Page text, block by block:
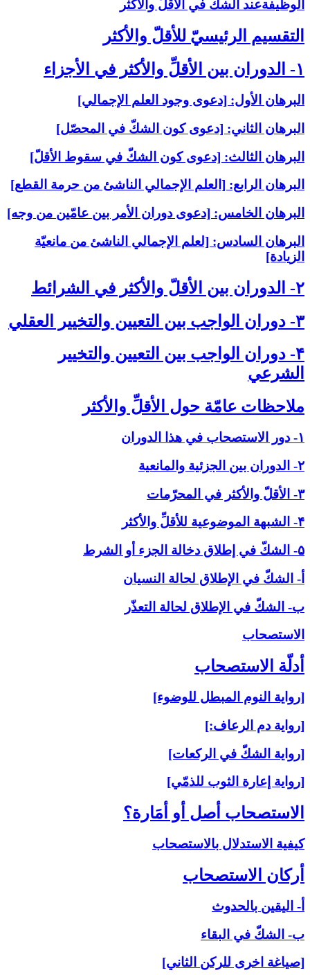
الوظيفةعند الشكّ في الأقلّ والأكثر
التقسيم الرئيسيّ للأقلّ والأكثر
۱- الدوران بين الأقلِّ والأكثر في الأجزاء
البرهان الأول: [دعوى وجود العلم الإجمالي‏]
البرهان الثاني: [دعوى كون الشكّ في المحصّل‏]
البرهان الثالث: [دعوى كون الشكّ في سقوط الأقلّ‏]
البرهان الرابع: [العلم الإجمالي الناشئ من حرمة القطع‏]
البرهان الخامس: [دعوى دوران الأمر بين عامّين من وجه‏]
البرهان السادس: [لعلم الإجمالي الناشئ من مانعيّة
الزيادة]
۲- الدوران بين الأقلّ والأكثر في الشرائط
۳- دوران الواجب بين التعيين والتخيير العقلي‏
۴- دوران الواجب بين التعيين والتخيير
الشرعي‏
ملاحظات عامّة حول الأقلِّ والأكثر
۱- دور الاستصحاب في هذا الدوران
۲- الدوران بين الجزئية والمانعية
۳- الأقلّ والأكثر في المحرّمات
۴- الشبهة الموضوعية للأقلِّ والأكثر
۵- الشكّ في إطلاق دخالة الجزء أو الشرط
أ- الشكّ في الإطلاق لحالة النسيان
ب- الشكّ في الإطلاق لحالة التعذّر
الاستصحاب‏
أدلّة الاستصحاب‏
[رواية النوم المبطل للوضوء]
[رواية دم الرعاف:]
[رواية الشكّ في الركعات]
[رواية إعارة الثوب للذمّي]
الاستصحاب أصل أو أمَارة؟
كيفية الاستدلال بالاستصحاب
أركان الاستصحاب‏
أ- اليقين بالحدوث
ب- الشكّ في البقاء
[صياغة اخرى للركن الثاني]